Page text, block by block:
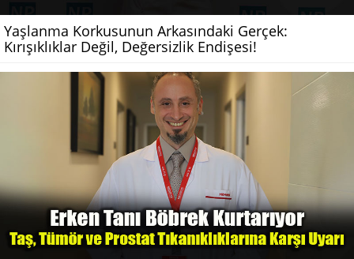
Yaşlanma Korkusunun Arkasındaki Gerçek:
Kırışıklıklar Değil, Değersizlik Endişesi!